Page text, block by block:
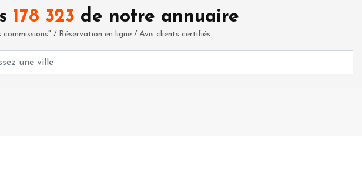
178 323 de notre annuaire
/ Réservation en ligne / Avis clients certifiés.